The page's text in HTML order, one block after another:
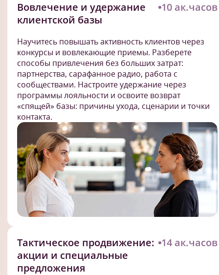
Вовлечение и удержание
клиентской базы
10 ак.часов
Научитесь повышать активность клиентов через
конкурсы и вовлекающие приемы. Разберете
способы привлечения без больших затрат:
партнерства, сарафанное радио, работа с
сообществами. Настроите удержание через
программы лояльности и освоите возврат
«спящей» базы: причины ухода, сценарии и точки
контакта.
Тактическое продвижение:
акции и специальные
предложения
14 ак.часов